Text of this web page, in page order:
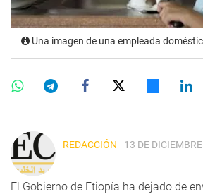
Una imagen de una empleada
REDACCIÓN 13 DE
El Gobierno de Etiopía ha dejado de